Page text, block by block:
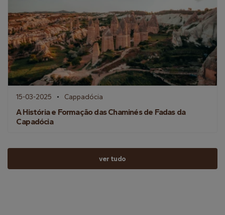
15-03-2025 Cappadócia
A História e Formação das Chaminés de Fadas da
Capadócia
ver tudo